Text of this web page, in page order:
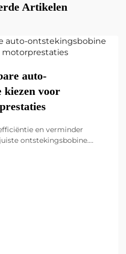
Artikelen
auto-
kiezen voor
en verminder
ontstekingsbobine.
van uw voertuig.